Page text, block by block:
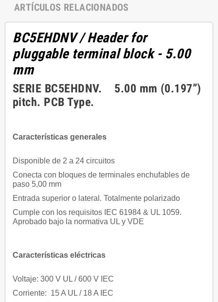
ARTÍCULOS RELACIONADOS
BC5EHDNV/ Header for
pluggable terminal block - 5.00
mm
SERIE BC5EHDNV. 5.00 mm (0.197”)
pitch. PCB Type.
Características generales
Disponible de 2 a 24 circuitos
Conecta con bloques de terminales enchufables de
paso 5,00 mm
Entrada superior o lateral. Totalmente polarizado
Cumple con los requisitos IEC 61984 & UL 1059.
Aprobado bajo la normativa UL y VDE
Características eléctricas
Voltaje: 300 V UL / 600 V IEC
Corriente: 15 A UL / 18 A IEC